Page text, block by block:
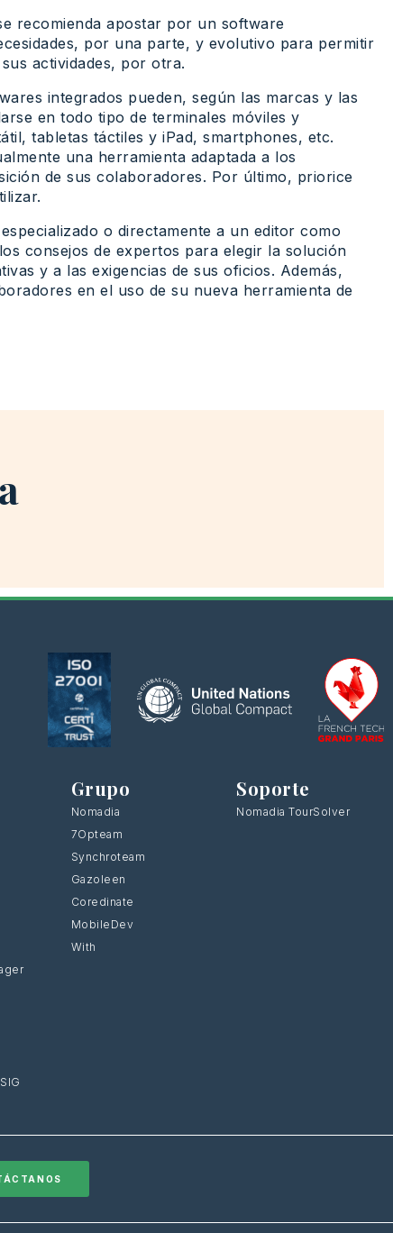
recomienda apostar por un software
por una parte, y evolutivo para permitir
actividades, por otra.
integrados pueden, según las marcas y las
en todo tipo de terminales móviles y
tabletas táctiles y iPad, smartphones, etc.
una herramienta adaptada a los
de sus colaboradores. Por último, priorice
o directamente a un editor como
consejos de expertos para elegir la solución
y a las exigencias de sus oficios. Además,
en el uso de su nueva herramienta de
Grupo
Nomadia
7Opteam
Synchroteam
Gazoleen
Coredinate
MobileDev
With
Soporte
Nomadia TourSolver